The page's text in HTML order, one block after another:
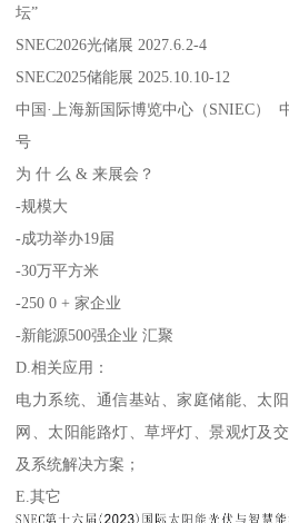
坛”
SNEC2026光储展 2027.6.2-4
SNEC2025储能展 2025.10.10-12
中国·上海新国际博览中心（SNIEC）
号
为 什 么 & 来展会？
-规模大
-成功举办19届
-30万平方米
-250 0 + 家企业
-新能源500强企业 汇聚
D.相关应用：
电力系统、通信基站、家庭储能、太
网、太阳能路灯、草坪灯、景观灯及
及系统解决方案；
E.其它